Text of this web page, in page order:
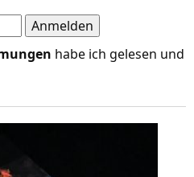
habe ich gelesen und